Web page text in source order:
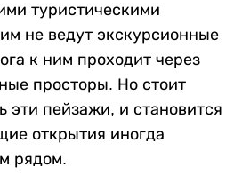
туристическими
не ведут экскурсионные
к ним проходит через
просторы. Но стоит
эти пейзажи, и становится
открытия иногда
рядом.